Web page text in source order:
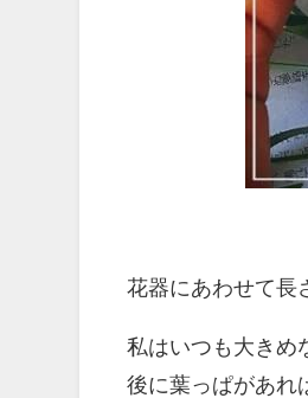
花器にあわせて長
私はいつも大きめ
後に葉っぱがあれ